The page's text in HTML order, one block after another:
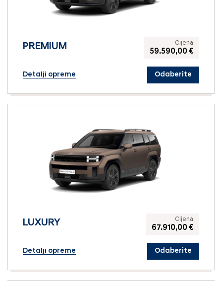
PREMIUM Cijena
59.590,00 €
Detalji opreme Odaberite
LUXURY Cijena
67.910,00 €
Detalji opreme Odaberite